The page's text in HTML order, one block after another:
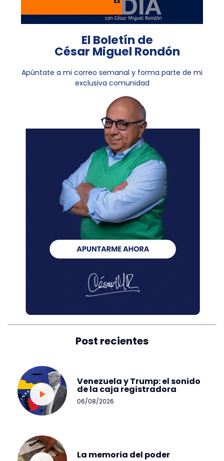
El Boletín de
César Miguel Rondón
Apúntate a mi correo semanal y forma parte de mi
exclusiva comunidad
Post recientes
Venezuela y Trump: el sonido
de la caja registradora
06/08/2026
La memoria del poder